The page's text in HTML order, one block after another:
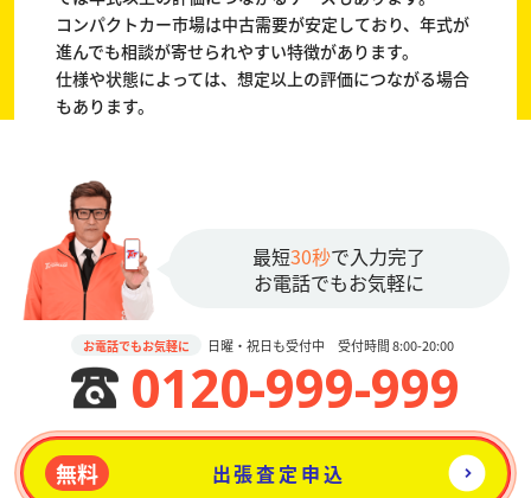
コンパクトカー市場は中古需要が安定しており、年式が
進んでも相談が寄せられやすい特徴があります。
仕様や状態によっては、想定以上の評価につながる場合
もあります。
最短30秒で入力完了
お電話でもお気軽に
お電話でもお気軽に 日曜・祝日も受付中 受付時間 8:00-20:00
0120-999-999
無料 出張査定申込